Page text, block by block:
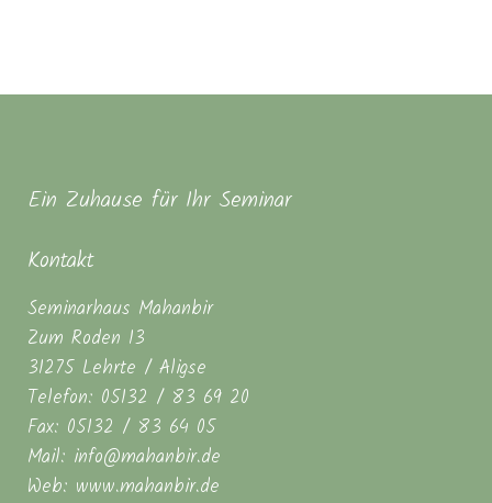
Ein Zuhause für Ihr Seminar
Kontakt
Seminarhaus Mahanbir
Zum Roden 13
31275 Lehrte / Aligse
Telefon: 05132 / 83 69 20
Fax: 05132 / 83 64 05
Mail: info@mahanbir.de
Web: www.mahanbir.de